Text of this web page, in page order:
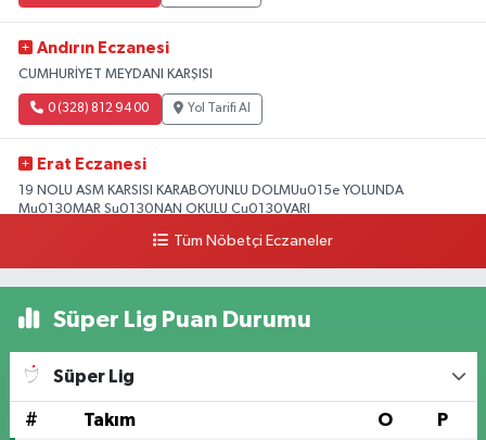
Andırın Eczanesi
CUMHURİYET MEYDANI KARŞISI
0 (328) 812 94 00 Yol Tarifi Al
Erat Eczanesi
19 NOLU ASM KARSISI KARABOYUNLU DOLMUu015e YOLUNDA
Mu0130MAR Su0130NAN OKULU Cu0130VARI
Yol Tarifi Al
Tüm Nöbetçi Eczaneler
Süper Lig Puan Durumu
Süper Lig
# Takım O P